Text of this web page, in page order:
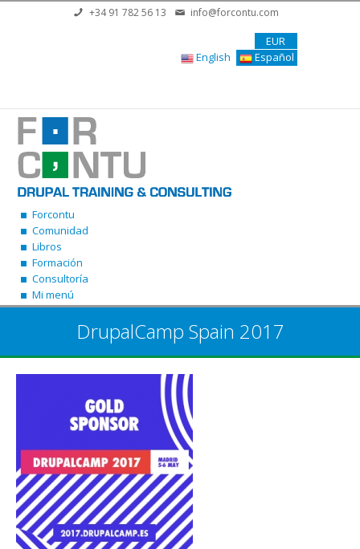
Pasar al contenido principal
+34 91 782 56 13 info@forcontu.com
EUR
English
Español
Forcontu
Comunidad
Libros
Formación
Consultoría
Mi menú
DrupalCamp Spain 2017